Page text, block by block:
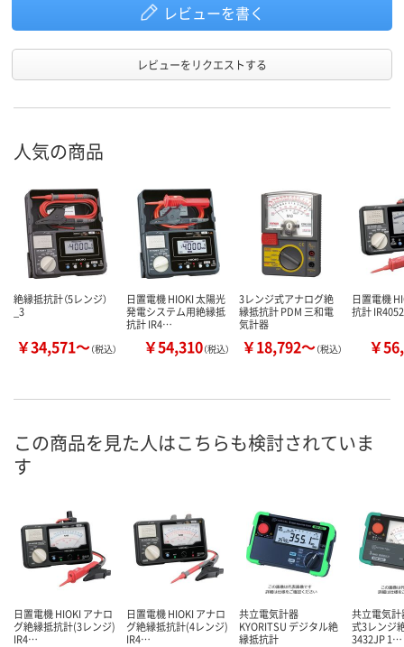
レビューを書く
レビューをリクエストする
人気の商品
絶縁抵抗計（5レンジ）
_3
￥34,571～（税込）
日置電機 HIOKI 太陽光
発電システム用絶縁抵
抗計 IR4…
￥54,310（税込）
3レンジ式アナログ絶
縁抵抗計 PDM 三和電
気計器
￥18,792～（税込）
日置電機
抗計
￥
この商品を見た人はこちらも検討されていま
す
日置電機 HIOKI アナロ
グ絶縁抵抗計(3レンジ)
IR4…
日置電機 HIOKI アナロ
グ絶縁抵抗計(4レンジ)
IR4…
共立電気計器
KYORITSU デジタル絶
縁抵抗計
共立電気
式3レンジ
3432JP 1…